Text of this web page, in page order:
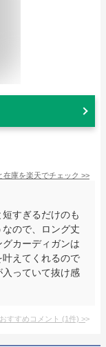
在庫を楽天でチェック >>
すぎるだけのも
ので、ロング丈
カーディガンは
えてくれるので
っていて抜け感
すすめコメント (1件) >